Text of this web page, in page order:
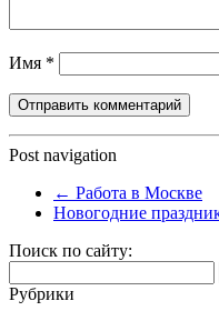
Имя *
Post navigation
← Работа в Москве
Новогодние
Поиск по сайту:
Рубрики